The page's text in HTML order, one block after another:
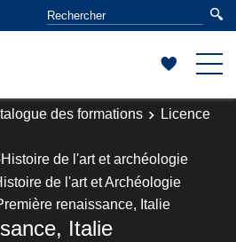
des formations
Licence
de l'art et archéologie
de l'art et Archéologie
renaissance, Italie
Italie